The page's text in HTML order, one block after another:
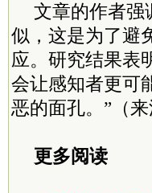
文章的作者强
似，这是为了避
应。研究结果表
会让感知者更可
恶的面孔。”（来
更多阅读